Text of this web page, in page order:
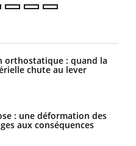
orthostatique : quand la
chute au lever
: une déformation des
aux conséquences